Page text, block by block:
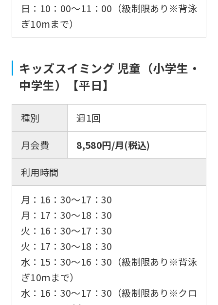
日：10：00〜11：00（級制限あり※背泳
ぎ10mまで）
キッズスイミング 児童（小学生・
中学生）【平日】
種別
週1回
月会費
8,580円/月(税込)
利用時間
月：16：30〜17：30
月：17：30〜18：30
火：16：30〜17：30
火：17：30〜18：30
水：15：30〜16：30（級制限あり※背泳
ぎ10ｍまで）
水：16：30〜17：30（級制限あり※クロ